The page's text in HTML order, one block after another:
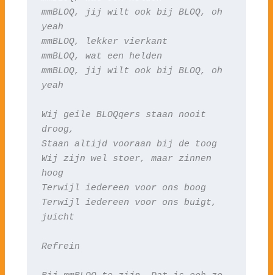
mmBLOQ, jij wilt ook bij BLOQ, oh
yeah
mmBLOQ, lekker vierkant
mmBLOQ, wat een helden
mmBLOQ, jij wilt ook bij BLOQ, oh
yeah
Wij geile BLOQqers staan nooit
droog,
Staan altijd vooraan bij de toog
Wij zijn wel stoer, maar zinnen
hoog
Terwijl iedereen voor ons boog
Terwijl iedereen voor ons buigt,
juicht
Refrein